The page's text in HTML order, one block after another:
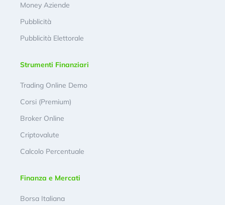
Money Aziende
Pubblicità
Pubblicità Elettorale
Strumenti Finanziari
Trading Online Demo
Corsi (Premium)
Broker Online
Criptovalute
Calcolo Percentuale
Finanza e Mercati
Borsa Italiana